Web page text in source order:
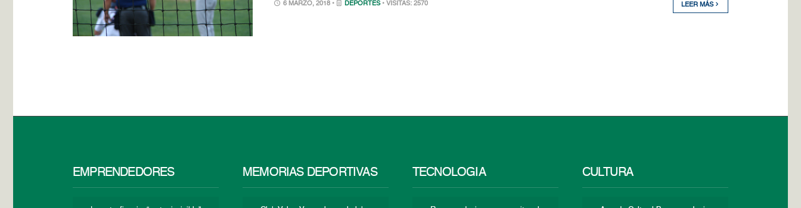
6 MARZO, 2018 • DEPORTES • VISITAS: 2570 LEER MÁS
EMPRENDEDORES MEMORIAS DEPORTIVAS TECNOLOGÍA CULTURA